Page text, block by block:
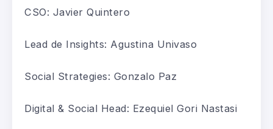
CSO: Javier Quintero
Lead de Insights: Agustina Univaso
Social Strategies: Gonzalo Paz
Digital & Social Head: Ezequiel Gori Nastasi